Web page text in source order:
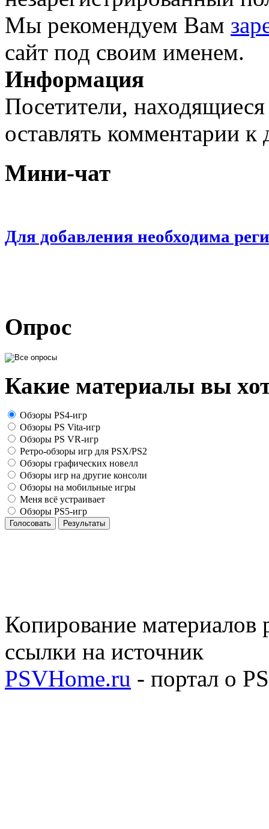
Мы рекомендуем Вам
сайт под своим именем.
Информация
Посетители,
оставлять комментарии
Мини-чат
Для добавления необходима
Опрос
Какие материалы вы
Обзоры PS4-игр
Обзоры PS Vita-игр
Обзоры PS VR-игр
Ретро-обзоры игр для PSX/PS2
Обзоры графических новелл
Обзоры игр на другие консоли
Обзоры на мобильные игры
Меня всё устраивает
Обзоры PS5-игр
Голосовать Результаты
Копирование материалов
ссылки на источник
PSVHome.ru - портал о